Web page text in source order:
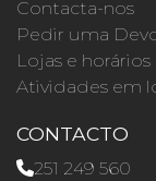
Contacta-nos
Pedir uma
Lojas e horários
Atividades em
CONTACTO
251 249 560